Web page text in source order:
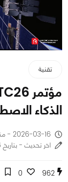
تقنية
الذكاء
2026-03-16 - منذ 4 أشهر
اخر تحديث - بتاريخ 2026-03-17
962
0